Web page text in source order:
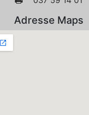
Adresse Maps